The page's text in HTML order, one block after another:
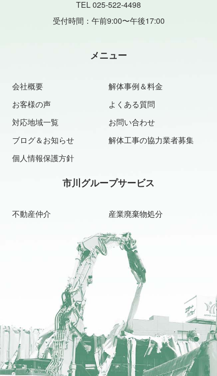
TEL 025-522-4498
受付時間：午前9:00〜午後17:00
メニュー
会社概要
解体事例＆料金
お客様の声
よくある質問
対応地域一覧
お問い合わせ
ブログ＆お知らせ
解体工事の協力業者募集
個人情報保護方針
市川グループサービス
不動産仲介 産業廃棄物処分